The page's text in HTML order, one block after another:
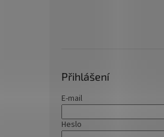
Přihlášení
E-mail
Heslo